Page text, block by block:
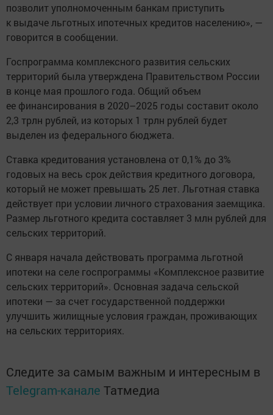
позволит уполномоченным банкам приступить
к выдаче льготных ипотечных кредитов населению», —
говорится в сообщении.
Госпрограмма комплексного развития сельских
территорий была утверждена Правительством России
в конце мая прошлого года. Общий объем
ее финансирования в 2020–2025 годы составит около
2,3 трлн рублей, из которых 1 трлн рублей будет
выделен из федерального бюджета.
Ставка кредитования установлена от 0,1% до 3%
годовых на весь срок действия кредитного договора,
который не может превышать 25 лет. Льготная ставка
действует при условии личного страхования заемщика.
Размер льготного кредита составляет 3 млн рублей для
сельских территорий.
С января начала действовать программа льготной
ипотеки на селе госпрограммы «Комплексное развитие
сельских территорий». Основная задача сельской
ипотеки — за счет государственной поддержки
улучшить жилищные условия граждан, проживающих
на сельских территориях.
Следите за самым важным и интересным в
Telegram-канале Татмедиа